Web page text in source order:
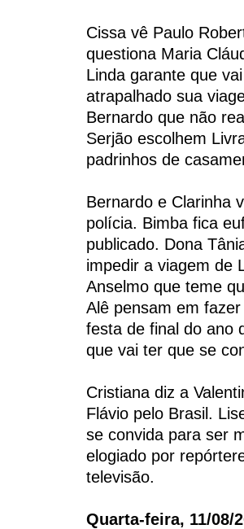
Cissa vê Paulo
questiona Maria
Linda garante que
atrapalhado sua
Bernardo que não
Serjão escolhem
padrinhos de
Bernardo e Clarinha
polícia. Bimba fica
publicado. Dona
impedir a viagem de
Anselmo que teme
Alê pensam em
festa de final do ano
que vai ter que se
Cristiana diz a
Flávio pelo Brasil.
se convida para ser
elogiado por
televisão.
Quarta-feira, 11/08/